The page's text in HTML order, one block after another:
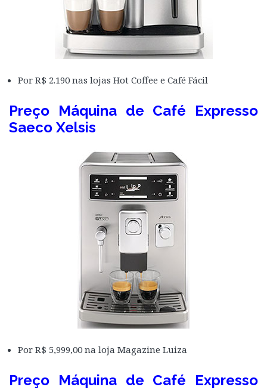
Por R$ 2.190 nas lojas Hot Coffee e Café Fácil
Preço Máquina de Café Expresso
Saeco Xelsis
Por R$ 5,999,00 na loja Magazine Luiza
Preço Máquina de Café Expresso